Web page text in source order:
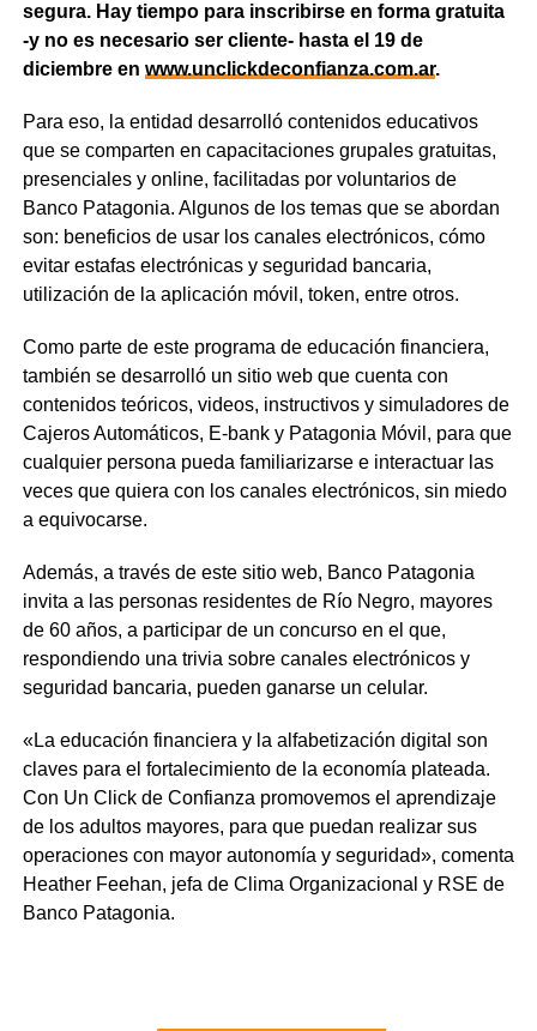
segura. Hay tiempo para inscribirse en forma gratuita
-y no es necesario ser cliente- hasta el 19 de
diciembre en www.unclickdeconfianza.com.ar.
Para eso, la entidad desarrolló contenidos educativos
que se comparten en capacitaciones grupales gratuitas,
presenciales y online, facilitadas por voluntarios de
Banco Patagonia. Algunos de los temas que se abordan
son: beneficios de usar los canales electrónicos, cómo
evitar estafas electrónicas y seguridad bancaria,
utilización de la aplicación móvil, token, entre otros.
Como parte de este programa de educación financiera,
también se desarrolló un sitio web que cuenta con
contenidos teóricos, videos, instructivos y simuladores de
Cajeros Automáticos, E-bank y Patagonia Móvil, para que
cualquier persona pueda familiarizarse e interactuar las
veces que quiera con los canales electrónicos, sin miedo
a equivocarse.
Además, a través de este sitio web, Banco Patagonia
invita a las personas residentes de Río Negro, mayores
de 60 años, a participar de un concurso en el que,
respondiendo una trivia sobre canales electrónicos y
seguridad bancaria, pueden ganarse un celular.
«La educación financiera y la alfabetización digital son
claves para el fortalecimiento de la economía plateada.
Con Un Click de Confianza promovemos el aprendizaje
de los adultos mayores, para que puedan realizar sus
operaciones con mayor autonomía y seguridad», comenta
Heather Feehan, jefa de Clima Organizacional y RSE de
Banco Patagonia.